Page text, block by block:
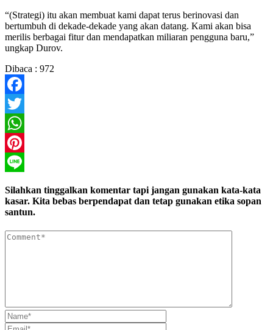
“(Strategi) itu akan membuat kami dapat terus berinovasi dan
bertumbuh di dekade-dekade yang akan datang. Kami akan bisa
merilis berbagai fitur dan mendapatkan miliaran pengguna baru,”
ungkap Durov.
Dibaca : 972
Facebook
Twitter
WhatsApp
Pinterest
Silahkan tinggalkan komentar tapi jangan gunakan kata-kata
kasar. Kita bebas berpendapat dan tetap gunakan etika sopan
santun.